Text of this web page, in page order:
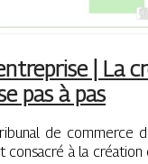
| La
pas à pas
de commerce
à la création